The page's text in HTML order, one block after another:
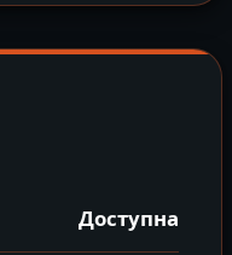
Доступна